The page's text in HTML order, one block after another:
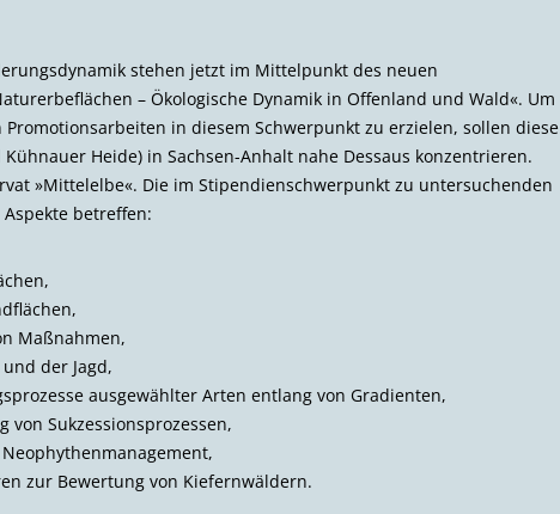
stehen jetzt im Mittelpunkt des neuen
– Ökologische Dynamik in Offenland und Wald«. Um
in diesem Schwerpunkt zu erzielen, sollen diese
Heide) in Sachsen-Anhalt nahe Dessaus konzentrieren.
»Mittelelbe«. Die im Stipendien­schwerpunkt zu unter­suchenden
betreffen:
Maßnahmen,
der Jagd,
ausgewählter Arten entlang von Gradienten,
Sukzessionsprozessen,
zur Bewertung von Kiefernwäldern.